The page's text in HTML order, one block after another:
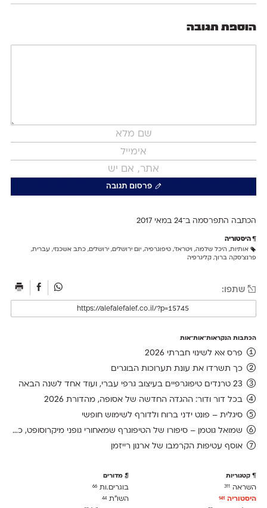
הוספת תגובה
פרסום תגובה
הכתבה התפרסמה ב־24 ב מאי 2017
היסטוריה
אותיות, היכל שלמה, ויטראז', טיפוגרפיה, יום ירושלים, ירושלים, כתב אשכנזי, עברית,
פרנצ'סקה ברוך, קליגרפיה
שתפו:
הכתבות הנקראות־אות־אות
פרס אאא לשינוי חברתי 2026
כך תשרדו את עונת תערוכות הבוגרים
23 טרנדים טיפוגרפיים בעיצוב גרפי עברי, ועוד אחד לשנה הבאה
בכל דור ודור: ההגדה החדשה של אסופה, מהדורת 2026
סיגלית – פונט ידני ברוח ולדורף לשימוש חופשי
שמואל גוטמן – סיפורו של הטיפוגרף שמאחורי גופני מיקרוסופט, כפי שנחשף בארכיון של נינתו
אוסף עטיפות הקרמבו של ארנון רייזמן
קטגוריות
השראה 311
היסטוריה 141
מדורים
בוגרים.ות66
השו״ת44